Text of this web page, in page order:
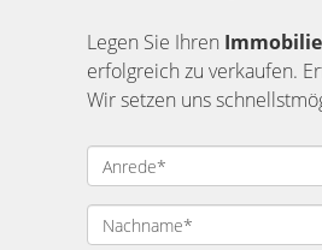
Legen Sie Ihren
erfolgreich zu verkaufen.
Wir setzen uns